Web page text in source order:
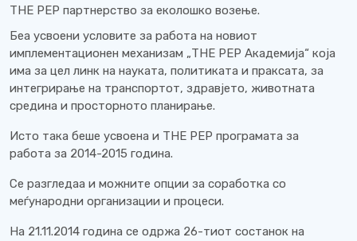
ТНЕ РЕР партнерство за еколошко возење.
Беа усвоени условите за работа на новиот
имплементационен механизам „ТНЕ РЕР Академија“ која
има за цел линк на науката, политиката и праксата, за
интегрирање на транспортот, здравјето, животната
средина и просторното планирање.
Исто така беше усвоена и ТНЕ РЕР програмата за
работа за 2014-2015 година.
Се разгледаа и можните опции за соработка со
меѓународни организации и процеси.
На 21.11.2014 година се одржа 26-тиот состанок на